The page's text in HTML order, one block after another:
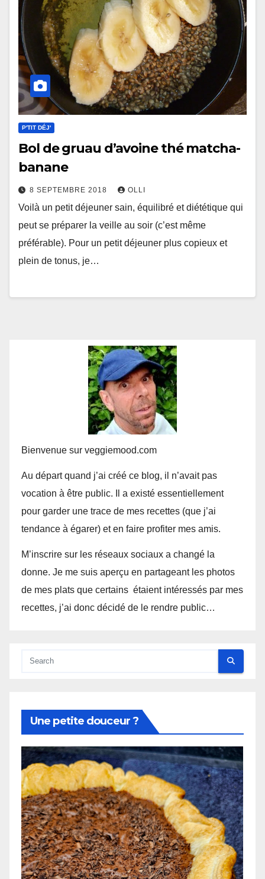
P'TIT DÉJ'
Bol de gruau d’avoine thé matcha-
banane
8 SEPTEMBRE 2018 OLLI
Voilà un petit déjeuner sain, équilibré et diététique qui
peut se préparer la veille au soir (c’est même
préférable). Pour un petit déjeuner plus copieux et
plein de tonus, je…
Bienvenue sur veggiemood.com
Au départ quand j’ai créé ce blog, il n’avait pas
vocation à être public. Il a existé essentiellement
pour garder une trace de mes recettes (que j’ai
tendance à égarer) et en faire profiter mes amis.
M’inscrire sur les réseaux sociaux a changé la
donne. Je me suis aperçu en partageant les photos
de mes plats que certains étaient intéressés par mes
recettes, j’ai donc décidé de le rendre public…
Une petite douceur ?